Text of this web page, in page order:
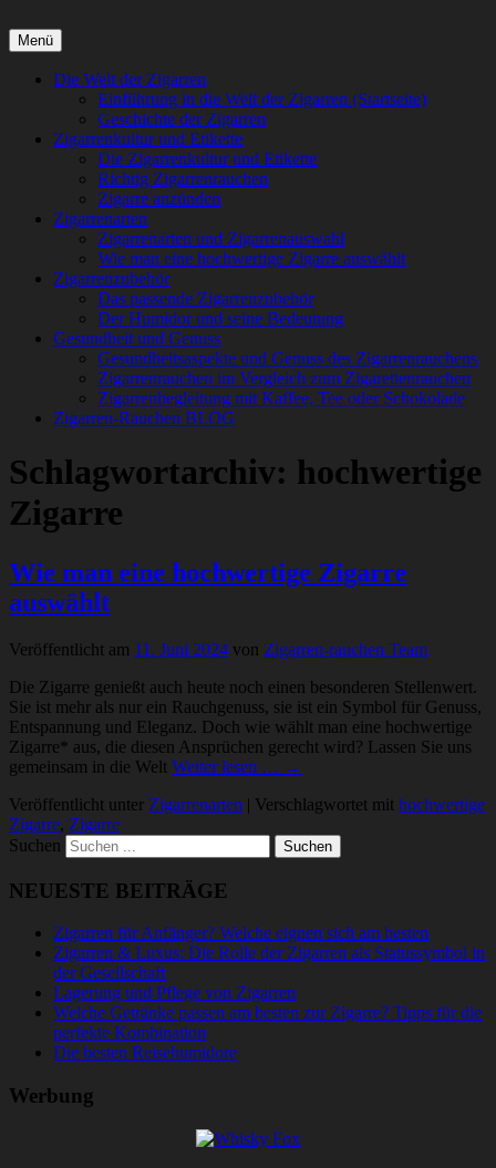
Zigarren-rauchen.com – Die faszinierende Welt der Zigarren
Die Zigarre, ein Kunstwerk aus sorgfältig ausgewählten
Tabakblättern, ist mehr als nur Rauch. Mit ihr verbindet sich eine
lange Geschichte. Schon vor vielen Jahrhunderten …
Menü
PrimäresDie Welt der Zigarren
Einführung in die Welt der Zigarren (Startseite)
Geschichte der Zigarren
Zigarrenkultur und Etikette
Die Zigarrenkultur und Etikette
Richtig Zigarrenrauchen
Zigarre anzünden
Zigarrenarten
Zigarrenarten und Zigarrenauswahl
Wie man eine hochwertige Zigarre auswählt
Zigarrenzubehör
Das passende Zigarrenzubehör
Der Humidor und seine Bedeutung
Gesundheit und Genuss
Gesundheitsaspekte und Genuss des Zigarrenrauchens
Zigarrenrauchen im Vergleich zum Zigarettenrauchen
Zigarrenbegleitung mit Kaffee, Tee oder Schokolade
Zigarren-Rauchen BLOG
Schlagwortarchiv: hochwertige
Zigarre
Wie man eine hochwertige Zigarre
auswählt
Veröffentlicht am 11. Juni 2024 von Zigarren-rauchen Team
Die Zigarre genießt auch heute noch einen besonderen Stellenwert.
Sie ist mehr als nur ein Rauchgenuss, sie ist ein Symbol für Genuss,
Entspannung und Eleganz. Doch wie wählt man eine hochwertige
Zigarre* aus, die diesen Ansprüchen gerecht wird? Lassen Sie uns
gemeinsam in die Welt Weiter lesen … →
Veröffentlicht unter Zigarrenarten | Verschlagwortet mit hochwertige
Zigarre, Zigarre
Suchen
NEUESTE BEITRÄGE
Zigarren für Anfänger? Welche eignen sich am besten
Zigarren & Luxus: Die Rolle der Zigarren als Statussymbol in
der Gesellschaft
Lagerung und Pflege von Zigarren
Welche Getränke passen am besten zur Zigarre? Tipps für die
perfekte Kombination
Die besten Reisehumidore
Werbung